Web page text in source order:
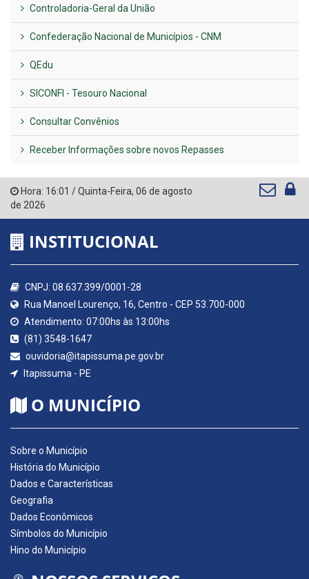
Controladoria-Geral da União
Confederação Nacional de Municípios - CNM
QEdu
SICONFI - Tesouro Nacional
Consultar Convênios
Receber Informações sobre novos Repasses
Hora: 16:01 /Quinta-Feira, 06 de agosto
de 2026
INSTITUCIONAL
CNPJ: 08.637.399/0001-28
Rua Manoel Lourenço, 16, Centro - CEP 53.700-000
Atendimento: 07:00hs às 13:00hs
(81) 3548-1647
ouvidoria@itapissuma.pe.gov.br
Itapissuma - PE
O MUNICÍPIO
Sobre o Município
História do Município
Dados e Características
Geografia
Dados Econômicos
Símbolos do Município
Hino do Município